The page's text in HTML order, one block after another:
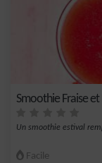
Smoothie Fraise et
Un smoothie estival
Facile